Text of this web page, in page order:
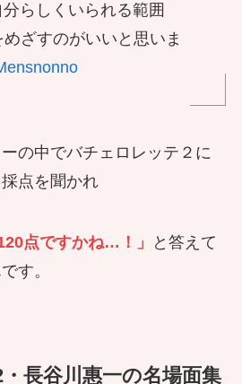
らしくいられる範囲
めざすのがいいと思いま
の中でバチェロレッテ２に
点を聞かれ
点ですかね…！」
と答えて
す。
長谷川惠一の名場面集